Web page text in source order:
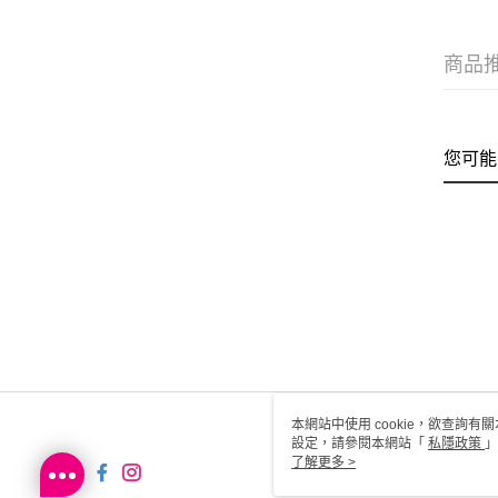
商品
您可
本網站中使用 cookie，欲查詢有
設定，請參閱本網站「 私隱政策
用 cookie。
了解更多 >